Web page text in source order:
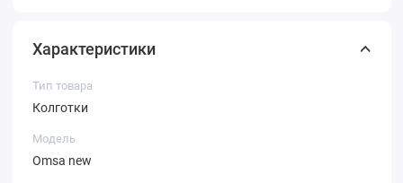
Характеристики
Тип товара
Колготки
Модель
Omsa new